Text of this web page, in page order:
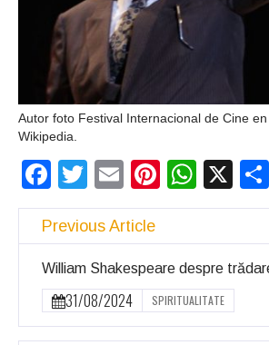
Autor foto Festival Internacional de Cine
Wikipedia.
Facebook
Twitter
EmailPinterest
X
Previous Article
William Shakespeare despre
31/08/2024 SPIRITUALITATE